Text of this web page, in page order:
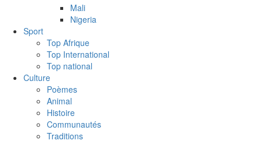
Mali
Nigeria
Sport
Top Afrique
Top International
Top national
Culture
Poèmes
Animal
Histoire
Communautés
Traditions